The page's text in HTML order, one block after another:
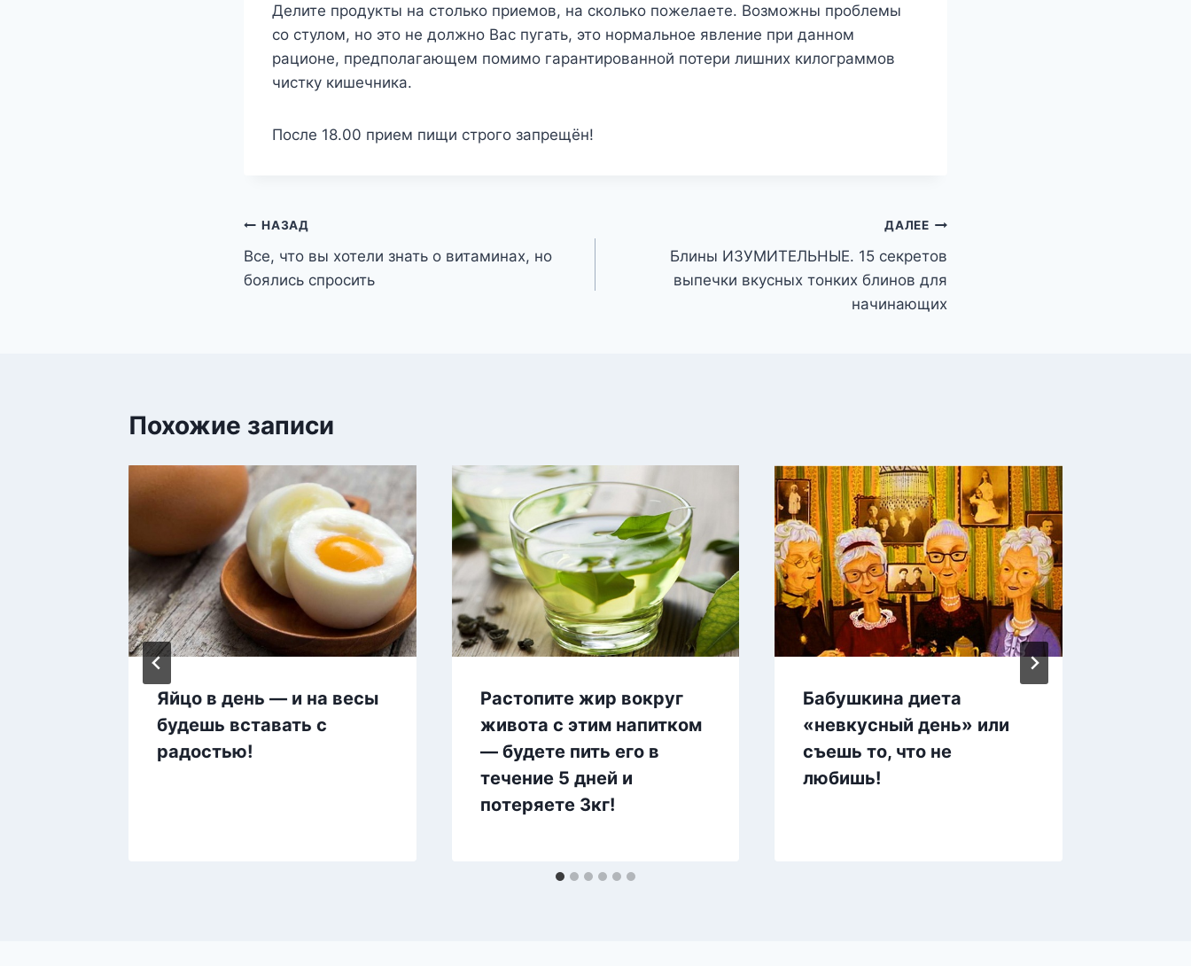
Делите продукты на столько приемов, на сколько пожелаете. Возможны проблемы
со стулом, но это не должно Вас пугать, это нормальное явление при данном
рационе, предполагающем помимо гарантированной потери лишних килограммов
чистку кишечника.
После 18.00 прием пищи строго запрещён!
Навигация
по
НАЗАД
Все, что вы хотели знать о витаминах, но
боялись спросить
ДАЛЕЕ
Блины ИЗУМИТЕЛЬНЫЕ. 15 секретов
выпечки вкусных тонких блинов для
начинающих
Похожие записи
Яйцо в день — и на весы
будешь вставать с
радостью!
Растопите жир вокруг
живота с этим напитком
— будете пить его в
течение 5 дней и
потеряете 3кг!
Бабушкина диета
«невкусный день» или
съешь то, что не
любишь!